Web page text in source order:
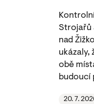
Strojařů
nad
ukázaly,
obě
budoucí
20. 7.